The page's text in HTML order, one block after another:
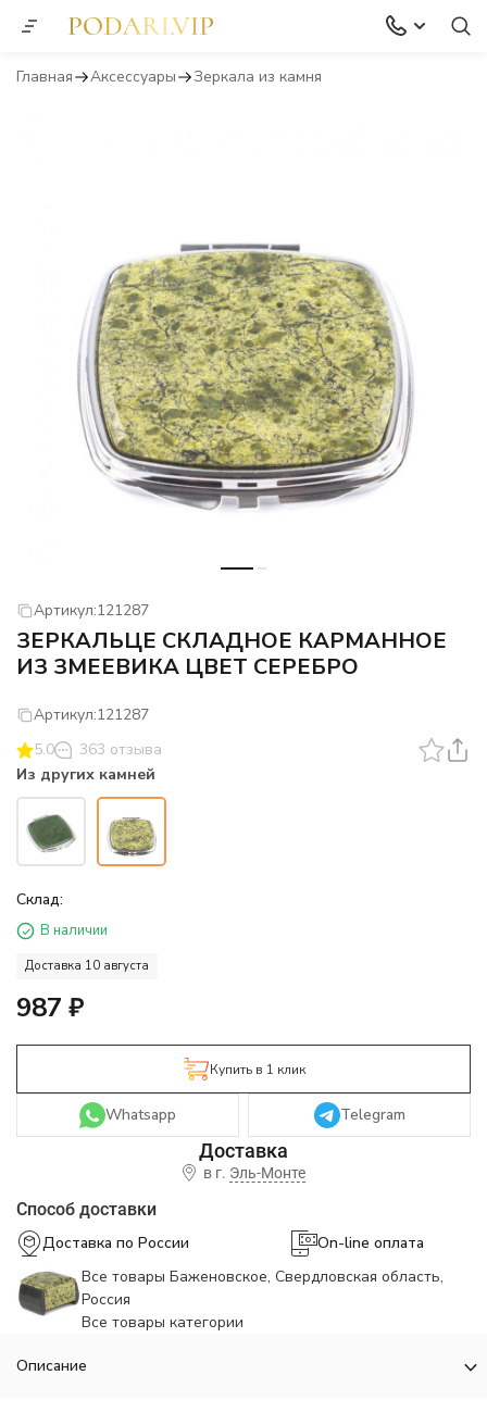
Главная Аксессуары Зеркала из камня
Артикул:121287
ЗЕРКАЛЬЦЕ СКЛАДНОЕ КАРМАННОЕ
ИЗ ЗМЕЕВИКА ЦВЕТ СЕРЕБРО
Артикул:121287
5.0
363 отзыва
Из других камней
Склад:
В наличии
Доставка 10 августа
987 ₽
Купить в 1 клик
Whatsapp Telegram
в г. Эль-Монте
Способ доставки
Доставка по России
On-line оплата
Все товары Баженовское, Свердловская область,
Россия
Все товары категории
Описание